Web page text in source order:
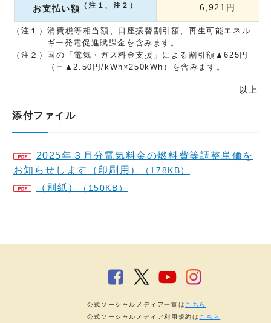
お支払い額 （注１、注２） 6,921円
（注１）消費税等相当額、口座振替割引額、再生可能エネル
ギー発電促進賦課金を含みます。
（注２）国の「電気・ガス料金支援」による割引額▲625円
（＝▲2.50円/kWh×250kWh）を含みます。
以上
添付ファイル
2025年３月分電気料金の燃料費等調整単価を
お知らせします（印刷用）
（178KB）
（別紙） （150KB）
公式ソーシャルメディア一覧は こちら
公式ソーシャルメディア利用規約は こちら